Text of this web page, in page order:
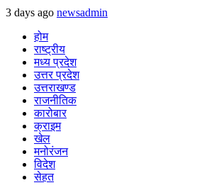
3 days ago newsadmin
होम
राष्ट्रीय
मध्य प्रदेश
उत्तर प्रदेश
उत्तराखण्ड
राजनीतिक
कारोबार
क्राइम
खेल
मनोरंजन
विदेश
सेहत